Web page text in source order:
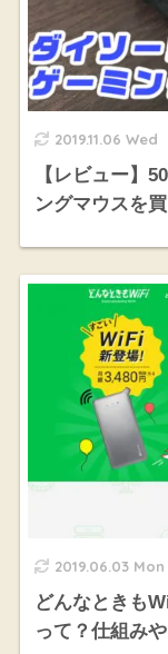
2019.11.06 Wed
【レビュー】
ングマウスを
2019.06.03 Mon
どんなときも
って？仕組み